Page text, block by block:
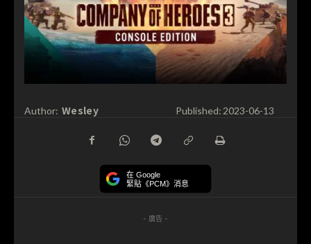
Author: Wesley Published:2023-06-13
在 Google
緊貼《PCM》消息
- 廣告 -